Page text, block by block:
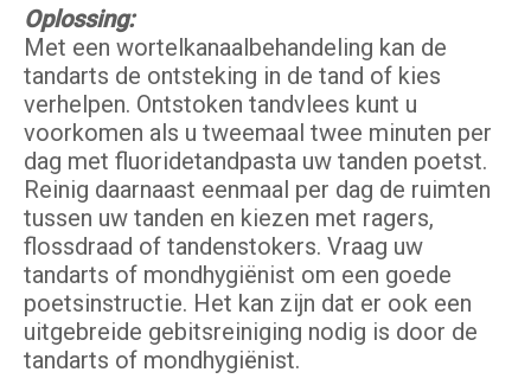
Oplossing:
Met een wortelkanaalbehandeling kan de
tandarts de ontsteking in de tand of kies
verhelpen. Ontstoken tandvlees kunt u
voorkomen als u tweemaal twee minuten per
dag met fluoridetandpasta uw tanden poetst.
Reinig daarnaast eenmaal per dag de ruimten
tussen uw tanden en kiezen met ragers,
flossdraad of tandenstokers. Vraag uw
tandarts of mondhygiënist om een goede
poetsinstructie. Het kan zijn dat er ook een
uitgebreide gebitsreiniging nodig is door de
tandarts of mondhygiënist.